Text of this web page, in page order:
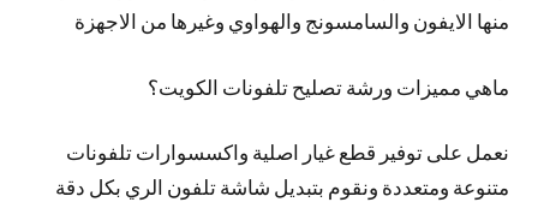
منها الايفون والسامسونج والهواوي وغيرها من الاجهزة
ماهي مميزات ورشة تصليح تلفونات الكويت؟
نعمل على توفير قطع غيار اصلية واكسسوارات تلفونات
متنوعة ومتعددة ونقوم بتبديل شاشة تلفون الري بكل دقة